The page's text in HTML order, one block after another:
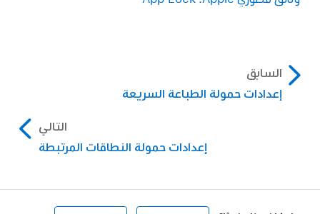
السابق
إعدادات حمولة الطباعة السريعة
التالي
إعدادات حمولة النطاقات المرتبطة